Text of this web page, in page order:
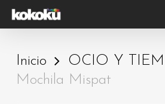
Skip
to
content
Inicio
OCIO Y
Mochila Mispat